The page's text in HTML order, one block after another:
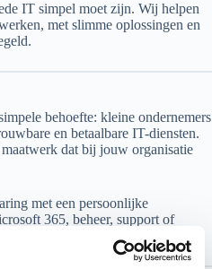
IT simpel moet zijn. Wij helpen
met slimme oplossingen en
behoefte: kleine ondernemers
en betaalbare IT-diensten.
dat bij jouw organisatie
met een persoonlijke
365, beheer, support of